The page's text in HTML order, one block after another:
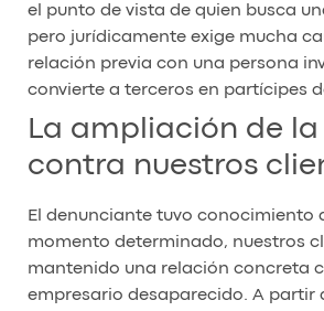
el punto de vista de quien busca
pero jurídicamente exige mucha
relación previa con una persona
convierte a terceros en partícipes
La ampliación de
contra nuestros
El denunciante tuvo conocimiento
momento determinado, nuestros
mantenido una relación concreta
empresario desaparecido. A partir